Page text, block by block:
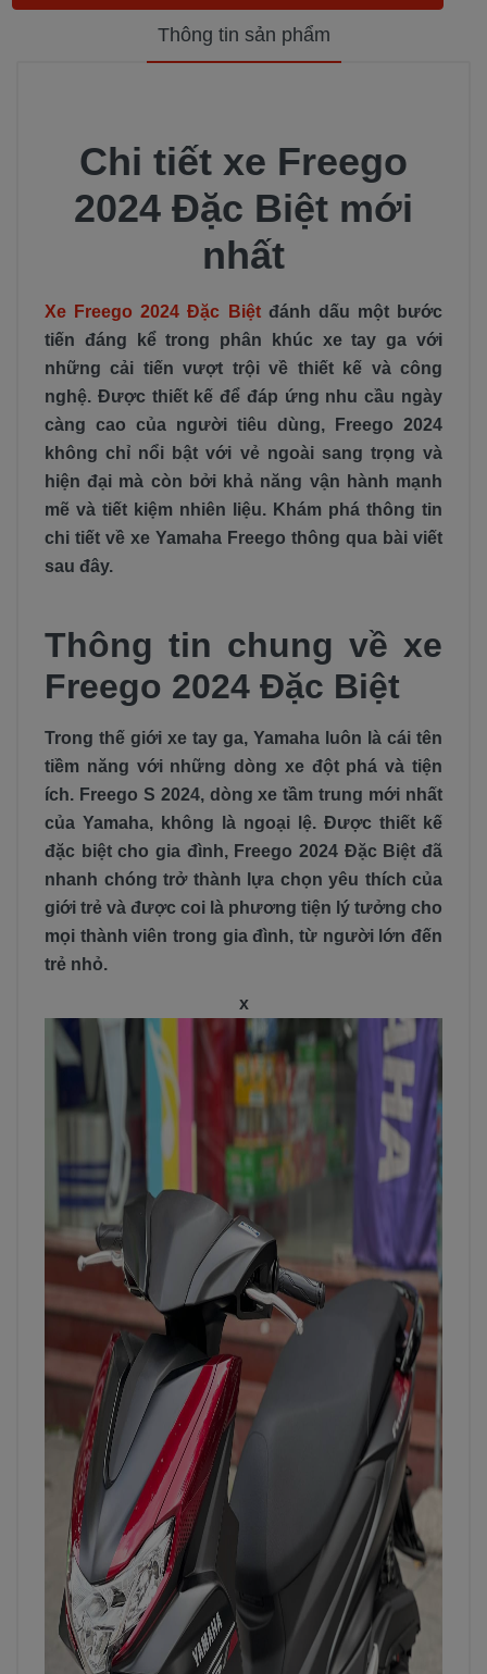
Thông tin sản phẩm
Chi tiết xe Freego
2024 Đặc Biệt mới
nhất
Xe Freego 2024 Đặc Biệtđánh dấu một bước
tiến đáng kể trong phân khúc xe tay ga với
những cải tiến vượt trội về thiết kế và công
nghệ. Được thiết kế để đáp ứng nhu cầu ngày
càng cao của người tiêu dùng, Freego 2024
không chỉ nổi bật với vẻ ngoài sang trọng và
hiện đại mà còn bởi khả năng vận hành mạnh
mẽ và tiết kiệm nhiên liệu. Khám phá thông tin
chi tiết về xe Yamaha Freego thông qua bài viết
sau đây.
Thông tin chung về xe
Freego 2024 Đặc Biệt
Trong thế giới xe tay ga, Yamaha luôn là cái tên
tiềm năng với những dòng xe đột phá và tiện
ích. Freego S 2024, dòng xe tầm trung mới nhất
của Yamaha, không là ngoại lệ. Được thiết kế
đặc biệt cho gia đình, Freego 2024 Đặc Biệt đã
nhanh chóng trở thành lựa chọn yêu thích của
giới trẻ và được coi là phương tiện lý tưởng cho
mọi thành viên trong gia đình, từ người lớn đến
trẻ nhỏ.
x